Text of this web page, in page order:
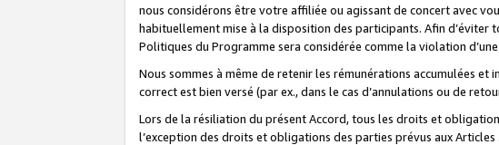
nous considérons être votre affiliée ou agissant de concert avec
habituellement mise à la disposition des participants. Afin d’éviter
Politiques du Programme sera considérée comme la violation
Nous sommes à même de retenir les rémunérations accumulées
correct est bien versé (par ex., dans le cas d’annulations ou de
Lors de la résiliation du présent Accord, tous les droits et
l’exception des droits et obligations des parties prévus aux